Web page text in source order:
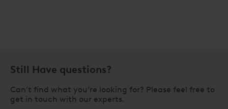
Still Have questions?
Can’t find what you’re looking for? Please feel free to
get in touch with our experts.